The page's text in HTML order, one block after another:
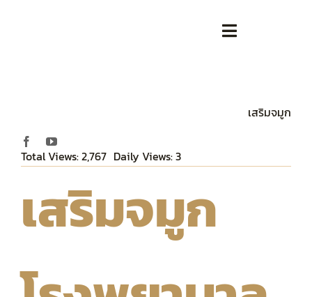
Toggle
ตารางแพทย์ / ทีมแพทย์
เสริมความงาม
เสริมจมูก
Total Views: 2,767 Daily Views: 3
เสริมจมูก